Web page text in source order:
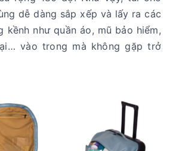
dễ dàng sắp xếp và lấy ra các
kềnh như quần áo, mũ bảo hiểm,
vào trong mà không gặp trở